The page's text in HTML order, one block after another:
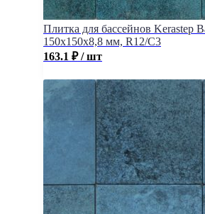
Плитка для бассейнов Kerastep
150х150х8,8 мм, R12/C3
163.1 ₽ / шт